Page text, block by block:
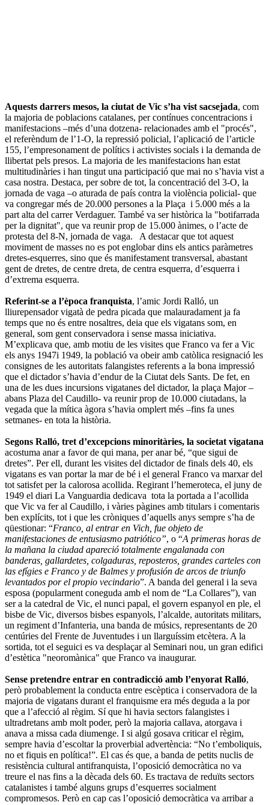
Aquests darrers mesos, la ciutat de Vic s’ha vist sacsejada, com
la majoria de poblacions catalanes, per contínues concentracions i
manifestacions –més d’una dotzena- relacionades amb el "procés",
el referèndum de l’1-O, la repressió policial, l’aplicació de l’article
155, l’empresonament de polítics i activistes socials i la demanda de
llibertat pels presos. La majoria de les manifestacions han estat
multitudinàries i han tingut una participació que mai no s’havia vist a
casa nostra. Destaca, per sobre de tot, la concentració del 3-O, la
jornada de vaga –o aturada de país contra la violència policial- que
va congregar més de 20.000 persones a la Plaça i 5.000 més a la
part alta del carrer Verdaguer. També va ser històrica la "botifarrada
per la dignitat", que va reunir prop de 15.000 ànimes, o l’acte de
protesta del 8-N, jornada de vaga. A destacar que tot aquest
moviment de masses no es pot englobar dins els antics paràmetres
dretes-esquerres, sino que és manifestament transversal, abastant
gent de dretes, de centre dreta, de centra esquerra, d’esquerra i
d’extrema esquerra.
Referint-se a l’època franquista, l’amic Jordi Ralló, un
lliurepensador vigatà de pedra picada que malauradament ja fa
temps que no és entre nosaltres, deia que els vigatans som, en
general, som gent conservadora i sense massa iniciativa.
M’explicava que, amb motiu de les visites que Franco va fer a Vic
els anys 1947i 1949, la població va obeir amb catòlica resignació les
consignes de les autoritats falangistes referents a la bona impressió
que el dictador s’havia d’endur de la Ciutat dels Sants. De fet, en
una de les dues incursions vigatanes del dictador, la plaça Major –
abans Plaza del Caudillo- va reunir prop de 10.000 ciutadans, la
vegada que la mítica àgora s’havia omplert més –fins fa unes
setmanes- en tota la història.
Segons Ralló, tret d’excepcions minoritàries, la societat vigatana
acostuma anar a favor de qui mana, per anar bé, “que sigui de
dretes”. Per ell, durant les visites del dictador de finals dels 40, els
vigatans es van portar la mar de bé i el general Franco va marxar del
tot satisfet per la calorosa acollida. Regirant l’hemeroteca, el juny de
1949 el diari La Vanguardia dedicava tota la portada a l’acollida
que Vic va fer al Caudillo, i vàries pàgines amb titulars i comentaris
ben explícits, tot i que les cròniques d’aquells anys sempre s’ha de
qüestionar: “Franco, al entrar en Vich, fue objeto de
manifestaciones de entusiasmo patriótico”, o “A primeras horas de
la mañana la ciudad apareció totalmente engalanada con
banderas, gallardetes, colgaduras, reposteros, grandes carteles con
las efígies e Franco y de Balmes y profusión de arcos de triunfo
levantados por el propio vecindario”. A banda del general i la seva
esposa (popularment coneguda amb el nom de “La Collares”), van
ser a la catedral de Vic, el nunci papal, el govern espanyol en ple, el
bisbe de Vic, diversos bisbes espanyols, l’alcalde, autoritats militars,
un regiment d’Infanteria, una banda de músics, representants de 20
centúries del Frente de Juventudes i un llarguíssim etcètera. A la
sortida, tot el seguici es va desplaçar al Seminari nou, un gran edifici
d’estètica "neoromànica" que Franco va inaugurar.
Sense pretendre entrar en contradicció amb l’enyorat Ralló,
però probablement la conducta entre escèptica i conservadora de la
majoria de vigatans durant el franquisme era més deguda a la por
que a l’afecció al règim. Sí que hi havia sectors falangistes i
ultradretans amb molt poder, però la majoria callava, atorgava i
anava a missa cada diumenge. I si algú gosava criticar el règim,
sempre havia d’escoltar la proverbial advertència: “No t’emboliquis,
no et fiquis en política!”. El cas és que, a banda de petits nuclis de
resistència cultural antifranquista, l’oposició democràtica no va
treure el nas fins a la dècada dels 60. Es tractava de reduïts sectors
catalanistes i també alguns grups d’esquerres socialment
compromesos. Però en cap cas l’oposició democràtica va arribar a